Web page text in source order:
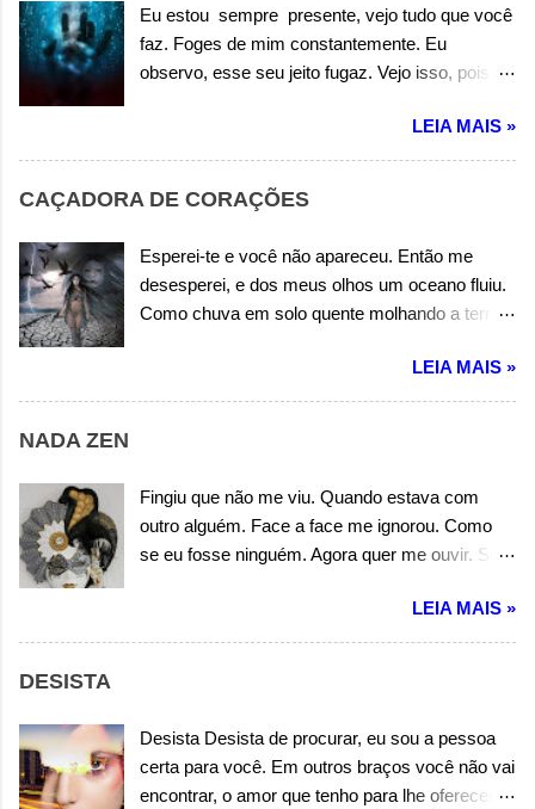
Eu estou sempre presente, vejo tudo que você
faz. Foges de mim constantemente. Eu
observo, esse seu jeito fugaz. Vejo isso, pois
Mesmo quando você chora. As verdades não
saem, e você foge de mim. Você foge de mim.
Você foge de mim. Eu queria que me contasse
e abrisse seu coração, enfim. E somente a
de mim. Você foge de mim. Você foge de mim.
Você foge de mim. Você foge de mim. Autor:
Wandermilton Souza Corrêa
LEIA MAIS »
CAÇADORA DE CORAÇÕES
Esperei-te e você não apareceu. Então me
desesperei, e dos meus olhos um oceano fluiu.
Como chuva em solo quente molhando a terra
apossando-se da minha mente que já não era
mais hostil. Eu só queria a felicidade. Ando
Procurado novos amores, torturando outro
coração. Autor: Wandermilton Souza Corrêa
LEIA MAIS »
NADA ZEN
Fingiu que não me viu. Quando estava com
outro alguém. Face a face me ignorou. Como
se eu fosse ninguém. Agora quer me ouvir. Só
Você não é mais minha. Você é sempre igual. É
um mistério que não se desfaz. E só me fez
mim. Pense. Em todos os males que você fez
em mim. Pense. Em todos os detalhes, e é por
LEIA MAIS »
DESISTA
Desista Desista de procurar, eu sou a pessoa
certa para você. Em outros braços você não vai
encontrar, o amor que tenho para lhe oferecer.